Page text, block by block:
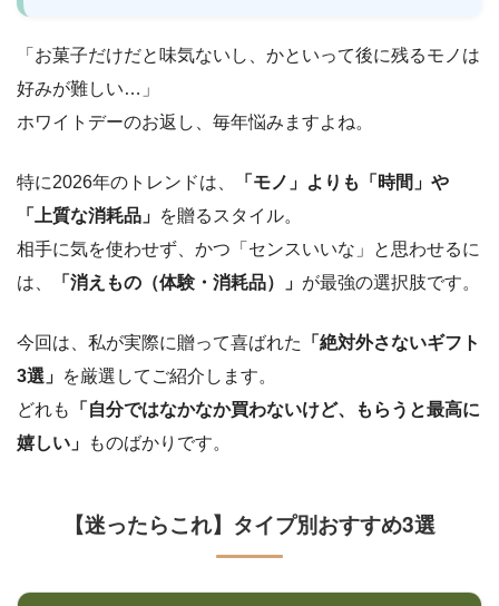
「お菓子だけだと味気ないし、かといって後に残るモノは
好みが難しい…」
ホワイトデーのお返し、毎年悩みますよね。
特に2026年のトレンドは、
「モノ」よりも「時間」や
「上質な消耗品」 を贈るスタイル。
相手に気を使わせず、かつ「センスいいな」と思わせるに
は、
「消えもの（体験・消耗品）」 が最強の選択肢です。
今回は、私が実際に贈って喜ばれた
「絶対外さないギフト
3選」 を厳選してご紹介します。
どれも
「自分ではなかなか買わないけど、もらうと最高に
嬉しい」
ものばかりです。
【迷ったらこれ】タイプ別おすすめ3選